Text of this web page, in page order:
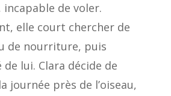
incapable de voler.
elle court chercher de
de nourriture, puis
de lui. Clara décide de
journée près de l’oiseau,